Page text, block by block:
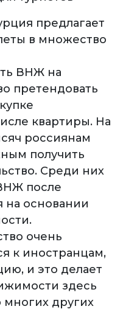
предлагает
в множество
ВНЖ на
претендовать
квартиры. На
россиянам
получить
Среди них
после
на основании
очень
к иностранцам,
и это делает
здесь
других